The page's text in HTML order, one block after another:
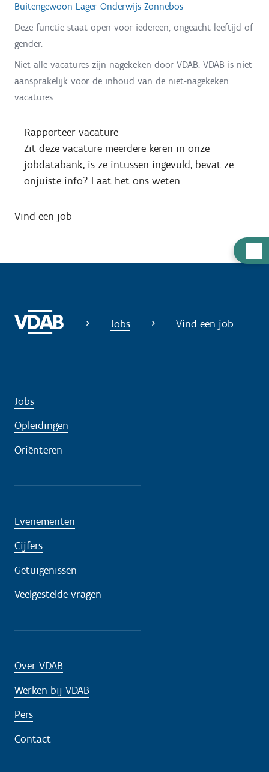
u
Buitengewoon Lager Onderwijs Zonnebos
Deze functie staat open voor iedereen, ongeacht leeftijd of
gender.
Niet alle vacatures zijn nagekeken door VDAB. VDAB is niet
aansprakelijk voor de inhoud van de niet-nagekeken
vacatures.
Rapporteer vacature
Zit deze vacature meerdere keren in onze
jobdatabank, is ze intussen ingevuld, bevat ze
onjuiste info? Laat het ons weten.
Vind een job
Jobs Vind een job
Jobs
Opleidingen
Oriënteren
Evenementen
Cijfers
Getuigenissen
Veelgestelde vragen
Over VDAB
Werken bij VDAB
Pers
Contact